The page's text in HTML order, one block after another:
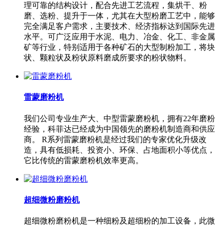
理可靠的结构设计，配合先进工艺流程，集烘干、粉
磨、选粉、提升于一体，尤其在大型粉磨工艺中，能够
完全满足客户需求，主要技术、经济指标达到国际先进
水平。可广泛应用于水泥、电力、冶金、化工、非金属
矿等行业，特别适用于各种矿石的大型制粉加工，将块
状、颗粒状及粉状原料磨成所要求的粉状物料。
雷蒙磨粉机
我们公司专业生产大、中型雷蒙磨粉机，拥有22年磨粉
经验，科菲达已经成为中国领先的磨粉机制造商和供应
商。 R系列雷蒙磨粉机是经过我们的专家优化升级改
造，具有低损耗、投资小、环保、占地面积小等优点，
它比传统的雷蒙磨粉机效率更高。
超细微粉磨粉机
超细微粉磨粉机是一种细粉及超细粉的加工设备，此微